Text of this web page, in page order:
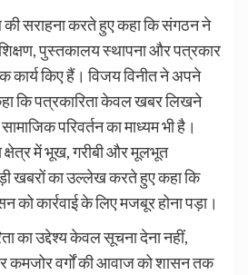
की सराहना करते हुए कहा कि संगठन ने
पुस्तकालय स्थापना और पत्रकार
कार्य किए हैं। विजय विनीत ने अपने
कि पत्रकारिता केवल खबर लिखने
परिवर्तन का माध्यम भी है।
क्षेत्र में भूख, गरीबी और मूलभूत
खबरों का उल्लेख करते हुए कहा कि
को कार्रवाई के लिए मजबूर होना पड़ा।
का उद्देश्य केवल सूचना देना नहीं,
कमजोर वर्गों की आवाज को शासन तक